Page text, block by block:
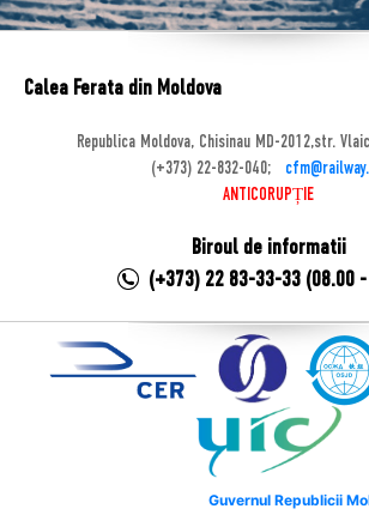
Calea Ferata din Moldova
Republica Moldova, Chisinau MD-2012,str.
(+373) 22-832-040;
ANTICORUPȚIE
Biroul de informatii
(+373) 22 83-33-33 (08.00 -
Guvernul Republicii